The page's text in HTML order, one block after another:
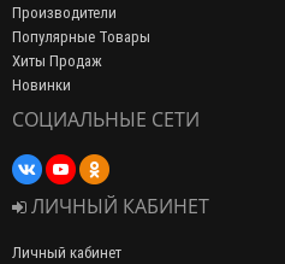
Производители
Популярные Товары
Хиты Продаж
Новинки
СОЦИАЛЬНЫЕ СЕТИ
ЛИЧНЫЙ КАБИНЕТ
Личный кабинет